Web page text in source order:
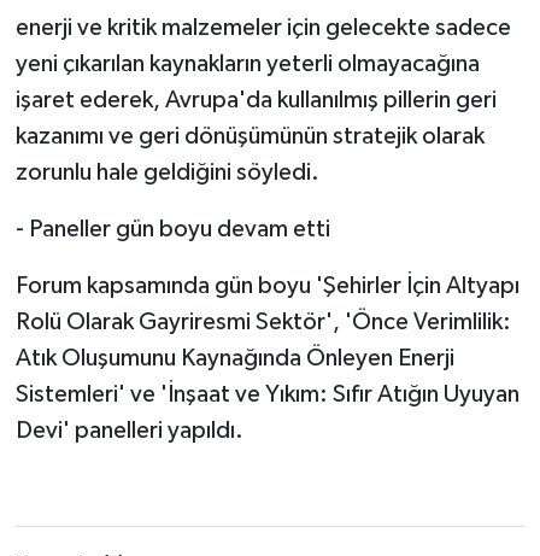
enerji ve kritik malzemeler için gelecekte sadece
yeni çıkarılan kaynakların yeterli olmayacağına
işaret ederek, Avrupa'da kullanılmış pillerin geri
kazanımı ve geri dönüşümünün stratejik olarak
zorunlu hale geldiğini söyledi.
- Paneller gün boyu devam etti
Forum kapsamında gün boyu 'Şehirler İçin Altyapı
Rolü Olarak Gayriresmi Sektör', 'Önce Verimlilik:
Atık Oluşumunu Kaynağında Önleyen Enerji
Sistemleri' ve 'İnşaat ve Yıkım: Sıfır Atığın Uyuyan
Devi' panelleri yapıldı.